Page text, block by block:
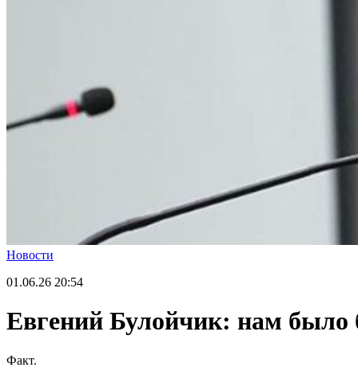
Новости
01.06.26 20:54
Евгений Булойчик: нам было
Факт.